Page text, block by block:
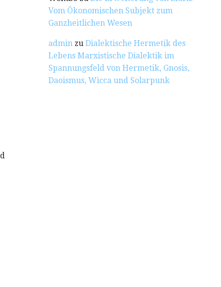
Vom Ökonomischen Subjekt zum
Ganzheitlichen Wesen
admin zuDialektische Hermetik des
Lebens Marxistische Dialektik im
Spannungsfeld von Hermetik, Gnosis,
Daoismus, Wicca und Solarpunk